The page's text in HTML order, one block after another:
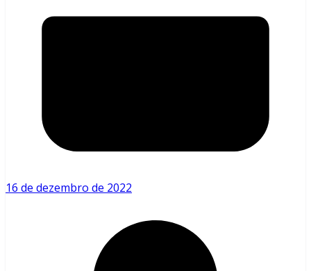
16 de dezembro de 2022